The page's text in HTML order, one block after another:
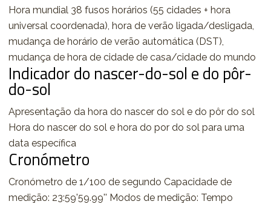
Hora mundial 38 fusos horários (55 cidades + hora
universal coordenada), hora de verão ligada/desligada,
mudança de horário de verão automática (DST),
mudança de hora de cidade de casa/cidade do mundo
Indicador do nascer-do-sol e do pôr-
do-sol
Apresentação da hora do nascer do sol e do pôr do sol
Hora do nascer do sol e hora do por do sol para uma
data específica
Cronómetro
Cronómetro de 1/100 de segundo Capacidade de
medição: 23:59'59.99'' Modos de medição: Tempo